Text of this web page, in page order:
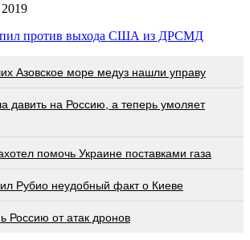
против выхода США из ДРСМД
Азовское море медуз нашли управу
давить на Россию, а теперь умоляет
помочь Украине поставками газа
Рубио неудобный факт о Киеве
Россию от атак дронов